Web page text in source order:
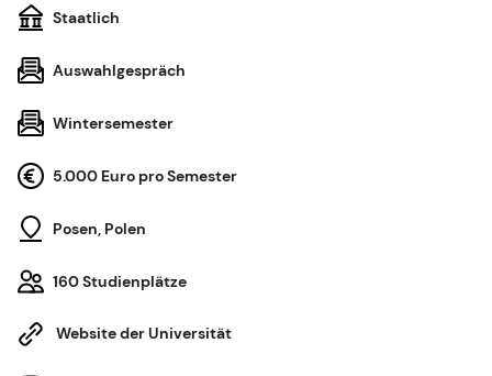
Staatlich
Auswahlgespräch
Wintersemester
5.000 Euro pro Semester
Posen, Polen
160 Studienplätze
Website der Universität